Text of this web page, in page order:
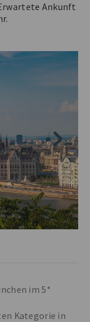
Ankunft
im 5*
Kategorie in